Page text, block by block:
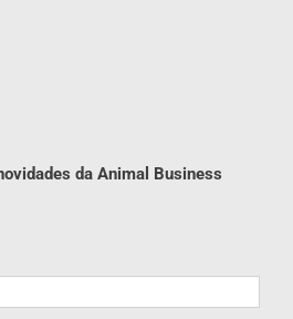
da Animal Business